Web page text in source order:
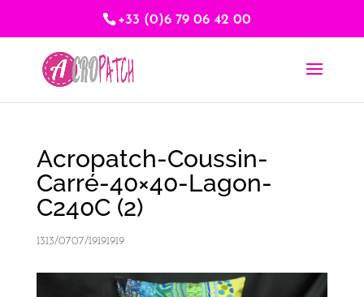
+33 (0)6 79 06 42 00
Acropatch-Coussin-
Carré-40×40-Lagon-
C240C (2)
1313/0707/19191919